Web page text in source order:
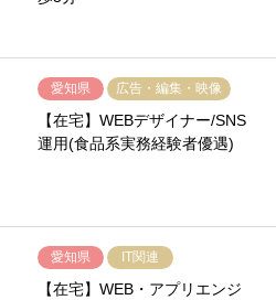
愛知県 広告・編集・映像
【在宅】WEBデザイナー/SNS
運用(食品系実務経験者優遇)
愛知県 IT関連
【在宅】WEB・アプリエンジ